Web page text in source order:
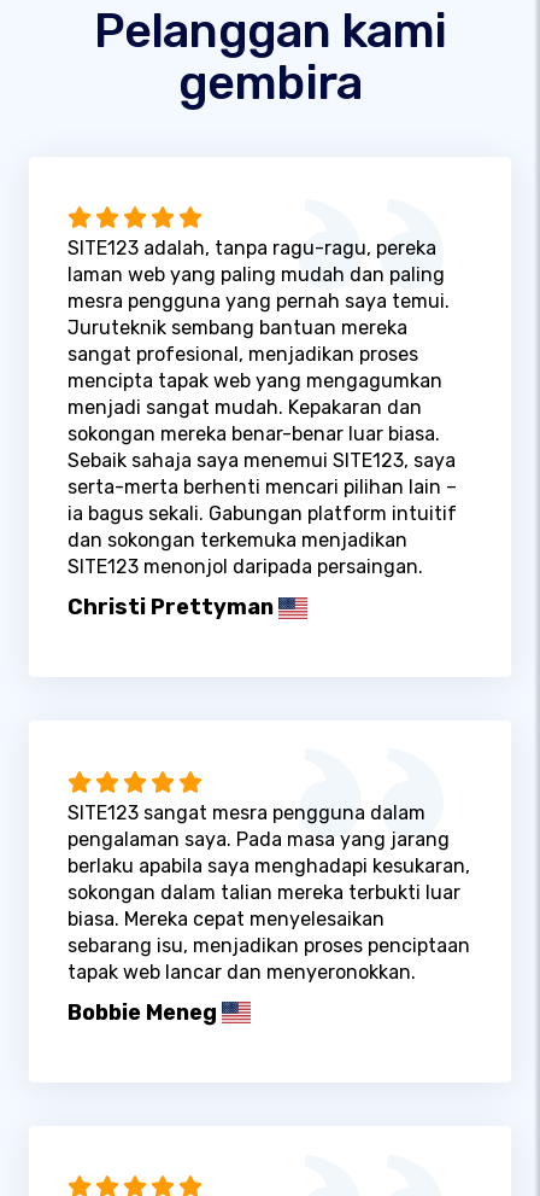
Pelanggan kami
gembira
SITE123 adalah, tanpa ragu-ragu, pereka
laman web yang paling mudah dan paling
mesra pengguna yang pernah saya temui.
Juruteknik sembang bantuan mereka
sangat profesional, menjadikan proses
mencipta tapak web yang mengagumkan
menjadi sangat mudah. Kepakaran dan
sokongan mereka benar-benar luar biasa.
Sebaik sahaja saya menemui SITE123, saya
serta-merta berhenti mencari pilihan lain –
ia bagus sekali. Gabungan platform intuitif
dan sokongan terkemuka menjadikan
SITE123 menonjol daripada persaingan.
Christi Prettyman
SITE123 sangat mesra pengguna dalam
pengalaman saya. Pada masa yang jarang
berlaku apabila saya menghadapi kesukaran,
sokongan dalam talian mereka terbukti luar
biasa. Mereka cepat menyelesaikan
sebarang isu, menjadikan proses penciptaan
tapak web lancar dan menyeronokkan.
Bobbie Meneg